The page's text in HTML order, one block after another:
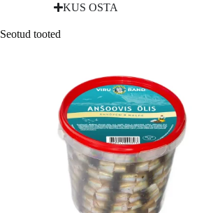
KUS OSTA
Seotud tooted